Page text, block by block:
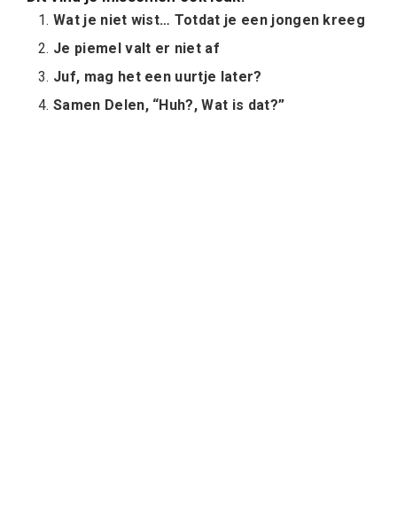
Wat je niet wist… Totdat je een jongen kreeg
Je piemel valt er niet af
Juf, mag het een uurtje later?
Samen Delen, “Huh?, Wat is dat?”